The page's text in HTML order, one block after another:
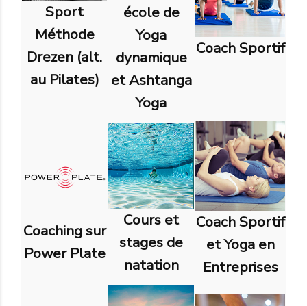
Sport
Méthode
Drezen (alt.
au Pilates)
école de
Yoga
dynamique
et Ashtanga
Yoga
Coach Sportif
Coaching sur
Power Plate
Cours et
stages de
natation
Coach Sportif
et Yoga en
Entreprises